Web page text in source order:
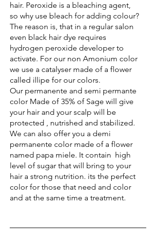
hair. Peroxide is a bleaching agent,
so why use bleach for adding colour?
The reason is, that in a regular salon
even black hair dye requires
hydrogen peroxide developer to
activate. For our non Amonium color
we use a catalyser made of a flower
called illipe for our colors.
Our permanente and semi permante
color Made of 35% of Sage will give
your hair and your scalp will be
protected , nutrished and stabilized.
We can also offer you a demi
permanente color made of a flower
named papa miele. It contain high
level of sugar that will bring to your
hair a strong nutrition. its the perfect
color for those that need and color
and at the same time a treatment.